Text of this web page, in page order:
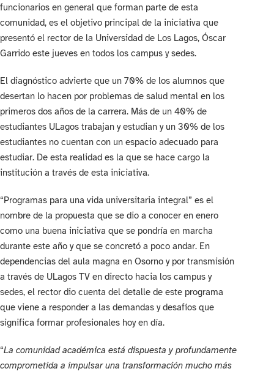
funcionarios en general que forman parte de esta
comunidad, es el objetivo principal de la iniciativa que
presentó el rector de la Universidad de Los Lagos, Óscar
Garrido este jueves en todos los campus y sedes.
El diagnóstico advierte que un 70% de los alumnos que
desertan lo hacen por problemas de salud mental en los
primeros dos años de la carrera. Más de un 40% de
estudiantes ULagos trabajan y estudian y un 30% de los
estudiantes no cuentan con un espacio adecuado para
estudiar. De esta realidad es la que se hace cargo la
institución a través de esta iniciativa.
“Programas para una vida universitaria integral” es el
nombre de la propuesta que se dio a conocer en enero
como una buena iniciativa que se pondría en marcha
durante este año y que se concretó a poco andar. En
dependencias del aula magna en Osorno y por transmisión
a través de ULagos TV en directo hacia los campus y
sedes, el rector dio cuenta del detalle de este programa
que viene a responder a las demandas y desafíos que
significa formar profesionales hoy en día.
“La comunidad académica está dispuesta y profundamente
comprometida a impulsar una transformación mucho más